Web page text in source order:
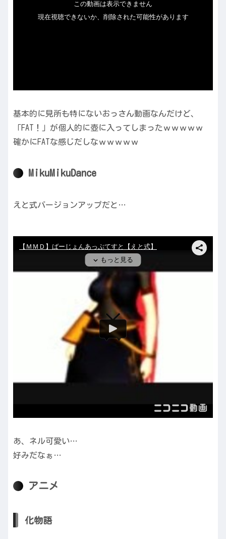
基本的に見所も特にないおっさん動画なんだけど、
「FAT！」が個人的に壺に入ってしまったｗｗｗｗｗ
確かにFATな感じだしなｗｗｗｗｗ
MikuMikuDance
えと式バージョンアップだと…
あ、ネル可愛い…
好みだなぁ…
アニメ
化物語